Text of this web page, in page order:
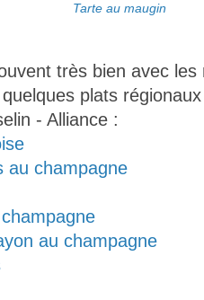
Tarte au maugin
très bien avec
plats
- Alliance :
au champagne
au champagne